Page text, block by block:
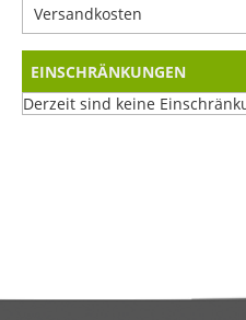
Versandkosten
EINSCHRÄNKUNGEN
Derzeit sind keine